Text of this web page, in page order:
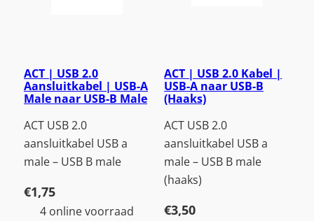
ACT | USB 2.0
Aansluitkabel | USB-A
Male naar USB-B Male
ACT USB 2.0
aansluitkabel USB a
male – USB B male
€1,75
4 online voorraad
ACT | USB 2.0 Kabel |
USB-A naar USB-B
(Haaks)
ACT USB 2.0
aansluitkabel USB a
male – USB B male
(haaks)
€3,50